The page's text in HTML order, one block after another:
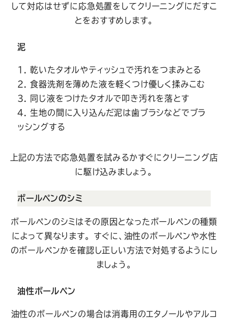
して対応はせずに応急処置をしてクリーニングにだすこ
とをおすすめします。
泥
乾いたタオルやティッシュで汚れをつまみとる
食器洗剤を薄めた液を軽くつけ優しく揉みこむ
同じ液をつけたタオルで叩き汚れを落とす
生地の間に入り込んだ泥は歯ブラシなどでブラ
ッシングする
上記の方法で応急処置を試みるかすぐにクリーニング店
に駆け込みましょう。
ボールペンのシミ
ボールペンのシミはその原因となったボールペンの種類
によって異なります。 すぐに、油性のボールペンや水性
のボールペンかを確認し正しい方法で対処するようにし
ましょう。
油性ボールペン
油性のボールペンの場合は消毒用のエタノールやアルコ